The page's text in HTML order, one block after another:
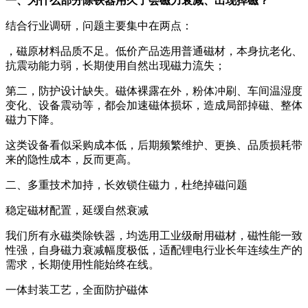
结合行业调研，问题主要集中在两点：
，磁原材料品质不足。低价产品选用普通磁材，本身抗老化、
抗震动能力弱，长期使用自然出现磁力流失；
第二，防护设计缺失。磁体裸露在外，粉体冲刷、车间温湿度
变化、设备震动等，都会加速磁体损坏，造成局部掉磁、整体
磁力下降。
这类设备看似采购成本低，后期频繁维护、更换、品质损耗带
来的隐性成本，反而更高。
二、多重技术加持，长效锁住磁力，杜绝掉磁问题
稳定磁材配置，延缓自然衰减
我们所有永磁类除铁器，均选用工业级耐用磁材，磁性能一致
性强，自身磁力衰减幅度极低，适配锂电行业长年连续生产的
需求，长期使用性能始终在线。
一体封装工艺，全面防护磁体